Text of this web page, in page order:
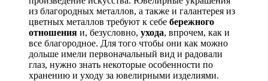
из благородных металлов, а также и галантерея из
цветных металлов требуют к себе бережного
отношения и, безусловно, ухода, впрочем, как и
все благородное. Для того чтобы они как можно
дольше имели первоначальный вид и радовали
глаз, нужно знать некоторые особенности по
хранению и уходу за ювелирными изделиями.